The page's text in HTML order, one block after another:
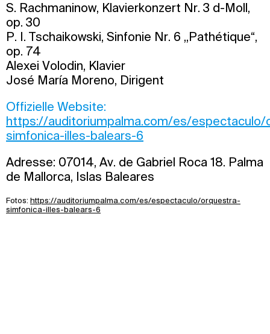
S. Rachmaninow, Klavierkonzert Nr. 3 d-Moll,
op. 30
P. I. Tschaikowski, Sinfonie Nr. 6 „Pathétique“,
op. 74
Alexei Volodin, Klavier
José María Moreno, Dirigent
Offizielle Website:
https://auditoriumpalma.com/es/espectaculo/
simfonica-illes-balears-6
Adresse: 07014, Av. de Gabriel Roca 18. Palma
de Mallorca, Islas Baleares
Fotos: https://auditoriumpalma.com/es/espectaculo/orquestra-
simfonica-illes-balears-6